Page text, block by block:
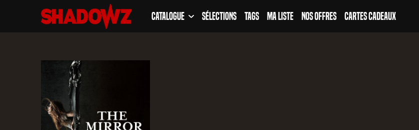
Catalogue Sélections Tags Ma Liste Nos Offres Cartes Cadeaux